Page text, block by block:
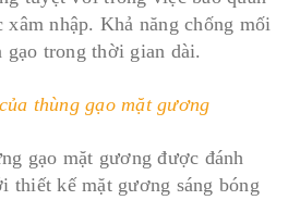
xâm nhập. Khả năng chống mối
gạo trong thời gian dài.
thùng gạo mặt gương
gạo mặt gương được đánh
thiết kế mặt gương sáng bóng